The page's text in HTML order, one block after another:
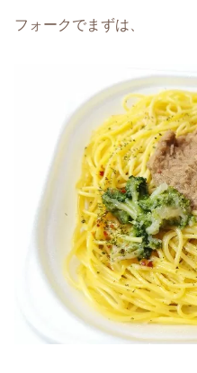
フォークでまずは、